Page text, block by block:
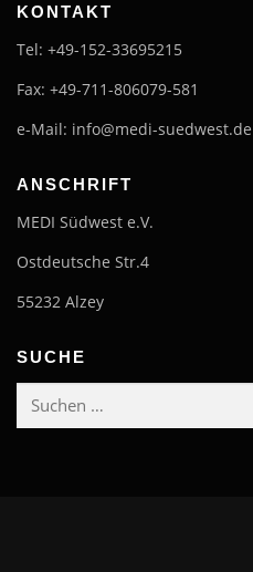
KONTAKT
Tel: +49-152-33695215
Fax: +49-711-806079-581
e-Mail: info@medi-suedwest.de
ANSCHRIFT
MEDI Südwest e.V.
Ostdeutsche Str.4
55232 Alzey
SUCHE
Suchen